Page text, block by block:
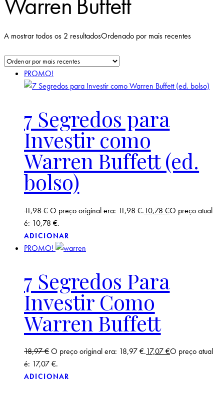
A mostrar todos os 2 resultadosOrdenado por mais recentes
PROMO!
7 Segredos para
Investir como
Warren Buffett (ed.
bolso)
11,98€O preço original era: 11,98 €.10,78 €O preço atual
é: 10,78 €.
ADICIONAR
PROMO!
7 Segredos Para
Investir Como
Warren Buffett
18,97€O preço original era: 18,97 €.17,07€O preço atual
é: 17,07 €.
ADICIONAR